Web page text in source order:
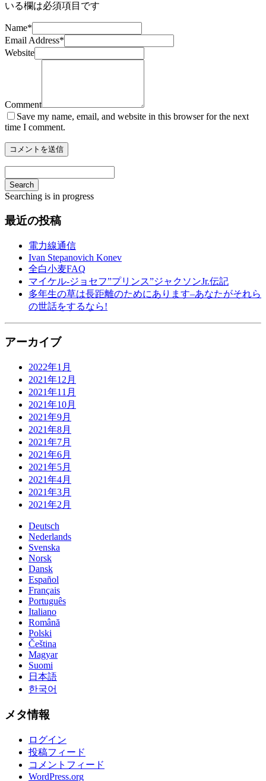
いる欄は必須項目です
Name*
Email Address*
Website
Comment
Save my name, email, and website in this browser for the next
time I comment.
Search
Searching is in progress
最近の投稿
電力線通信
Ivan Stepanovich Konev
全白小麦FAQ
マイケル-ジョセフ”プリンス”ジャクソンJr.伝記
多年生の草は長距離のためにあります–あなたがそれら
の世話をするなら!
アーカイブ
2022年1月
2021年12月
2021年11月
2021年10月
2021年9月
2021年8月
2021年7月
2021年6月
2021年5月
2021年4月
2021年3月
2021年2月
Deutsch
Nederlands
Svenska
Norsk
Dansk
Español
Français
Português
Italiano
Română
Polski
Čeština
Magyar
Suomi
日本語
한국어
メタ情報
ログイン
投稿フィード
コメントフィード
WordPress.org